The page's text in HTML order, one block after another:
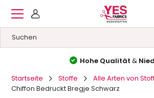
Hohe Qualität&Niedrige
Startseite
Stoffe
Alle Arten von
Chiffon Bedruckt Bregje Schwarz